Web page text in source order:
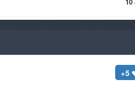
+5